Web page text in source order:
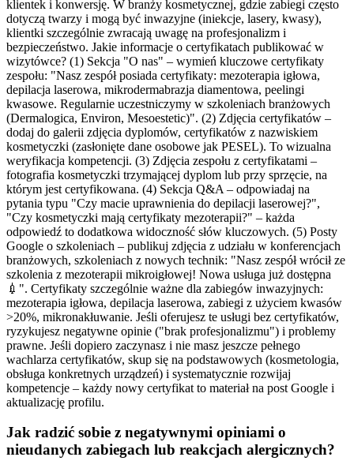
klientek i konwersję. W branży kosmetycznej, gdzie zabiegi często
dotyczą twarzy i mogą być inwazyjne (iniekcje, lasery, kwasy),
klientki szczególnie zwracają uwagę na profesjonalizm i
bezpieczeństwo. Jakie informacje o certyfikatach publikować w
wizytówce? (1) Sekcja "O nas" – wymień kluczowe certyfikaty
zespołu: "Nasz zespół posiada certyfikaty: mezoterapia igłowa,
depilacja laserowa, mikrodermabrazja diamentowa, peelingi
kwasowe. Regularnie uczestniczymy w szkoleniach branżowych
(Dermalogica, Environ, Mesoestetic)". (2) Zdjęcia certyfikatów –
dodaj do galerii zdjęcia dyplomów, certyfikatów z nazwiskiem
kosmetyczki (zasłonięte dane osobowe jak PESEL). To wizualna
weryfikacja kompetencji. (3) Zdjęcia zespołu z certyfikatami –
fotografia kosmetyczki trzymającej dyplom lub przy sprzęcie, na
którym jest certyfikowana. (4) Sekcja Q&A – odpowiadaj na
pytania typu "Czy macie uprawnienia do depilacji laserowej?",
"Czy kosmetyczki mają certyfikaty mezoterapii?" – każda
odpowiedź to dodatkowa widoczność słów kluczowych. (5) Posty
Google o szkoleniach – publikuj zdjęcia z udziału w konferencjach
branżowych, szkoleniach z nowych technik: "Nasz zespół wrócił ze
szkolenia z mezoterapii mikroigłowej! Nowa usługa już dostępna
💉". Certyfikaty szczególnie ważne dla zabiegów inwazyjnych:
mezoterapia igłowa, depilacja laserowa, zabiegi z użyciem kwasów
>20%, mikronakłuwanie. Jeśli oferujesz te usługi bez certyfikatów,
ryzykujesz negatywne opinie ("brak profesjonalizmu") i problemy
prawne. Jeśli dopiero zaczynasz i nie masz jeszcze pełnego
wachlarza certyfikatów, skup się na podstawowych (kosmetologia,
obsługa konkretnych urządzeń) i systematycznie rozwijaj
kompetencje – każdy nowy certyfikat to materiał na post Google i
aktualizację profilu.
Jak radzić sobie z negatywnymi opiniami o
nieudanych zabiegach lub reakcjach alergicznych?